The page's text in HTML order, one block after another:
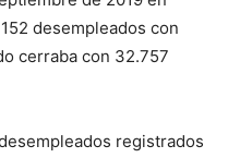
desempleados con
cerraba con 32.757
registrados